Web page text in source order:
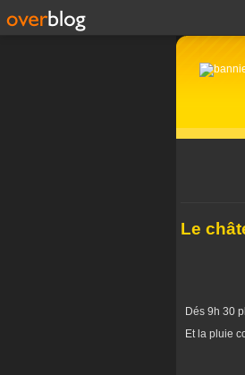
Le
Dés 9h 30
Et la pluie